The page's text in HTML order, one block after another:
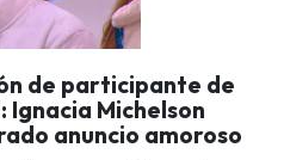
de participante de
Ignacia Michelson
anuncio amoroso